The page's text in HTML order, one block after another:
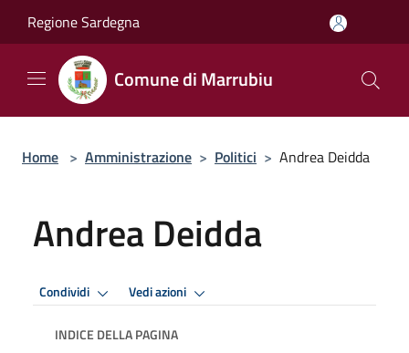
Regione Sardegna
Comune di Marrubiu
Home > Amministrazione > Politici > Andrea Deidda
Andrea Deidda
Condividi Vedi azioni
INDICE DELLA PAGINA